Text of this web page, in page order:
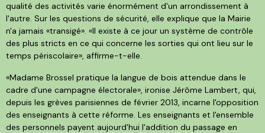
qualité des activités varie énormément d'un arrondissement à
l'autre. Sur les questions de sécurité, elle explique que la Mairie
n'a jamais «transigé». «Il existe à ce jour un système de contrôle
des plus stricts en ce qui concerne les sorties qui ont lieu sur le
temps périscolaire», affirme-t-elle.
«Madame Brossel pratique la langue de bois attendue dans le
cadre d'une campagne électorale», ironise Jérôme Lambert, qui,
depuis les grèves parisiennes de février 2013, incarne l'opposition
des enseignants à cette réforme. Les enseignants et l'ensemble
des personnels payent aujourd'hui l'addition du passage en